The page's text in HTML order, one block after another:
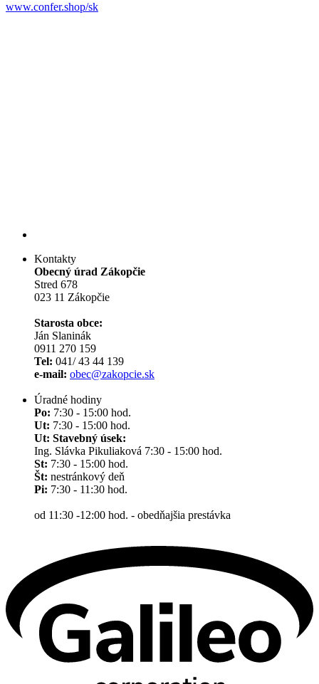
www.confer.shop/sk
Kontakty
Obecný úrad Zákopčie
Stred 678
023 11 Zákopčie
Starosta obce:
Ján Slaninák
0911 270 159
Tel: 041/ 43 44 139
e-mail: obec@zakopcie.sk
Úradné hodiny
Po: 7:30 - 15:00 hod.
Ut: 7:30 - 15:00 hod.
Ut: Stavebný úsek:
Ing. Slávka Pikuliaková 7:30 - 15:00 hod.
St: 7:30 - 15:00 hod.
Št: nestránkový deň
Pi: 7:30 - 11:30 hod.
od 11:30 -12:00 hod. - obedňajšia prestávka